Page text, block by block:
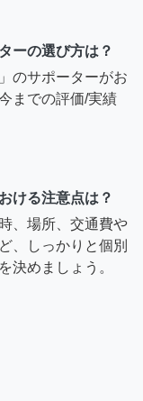
ーの選び方は？
のサポーターがお
までの評価/実績
ける注意点は？
、場所、交通費や
、しっかりと個別
決めましょう。